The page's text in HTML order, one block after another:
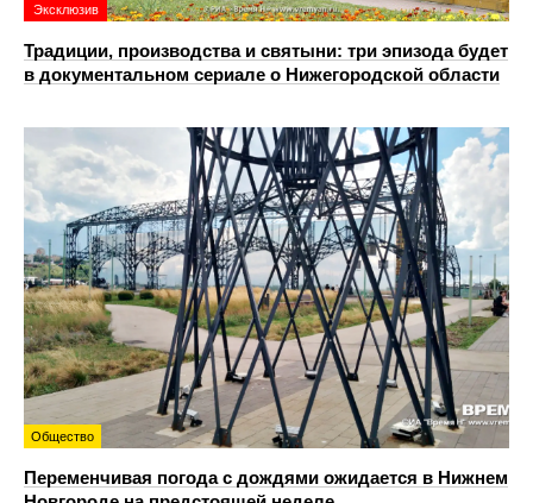
Эксклюзив
Традиции, производства и святыни: три эпизода будет
в документальном сериале о Нижегородской области
Общество
Переменчивая погода с дождями ожидается в Нижнем